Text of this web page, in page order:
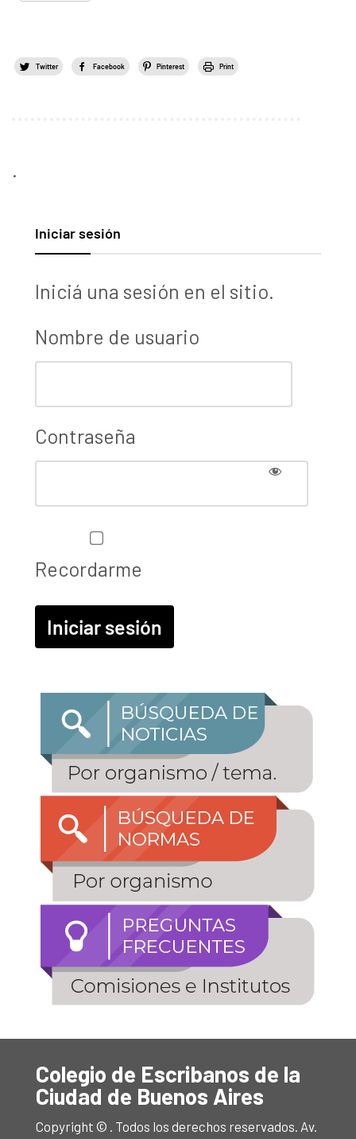
Twitter Facebook Pinterest Print
.
Iniciar sesión
Iniciá una sesión en el sitio.
Nombre de usuario
Contraseña
Recordarme
Colegio de Escribanos de la
Ciudad de Buenos Aires
Copyright © . Todos los derechos reservados. Av.